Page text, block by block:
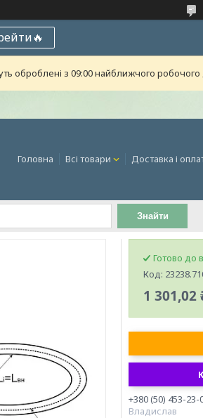
оброблені з 09:00 найближчого робочого
Головна Всі товари Доставка і
Знайти
Готово до
Код:
1 301,02
+380 (50) 453-23-
Владислав